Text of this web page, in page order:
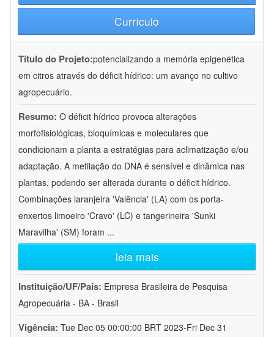
Currículo
Título do Projeto:potencializando a memória epigenética
em citros através do déficit hídrico: um avanço no cultivo
agropecuário.
Resumo: O déficit hídrico provoca alterações
morfofisiológicas, bioquímicas e moleculares que
condicionam a planta a estratégias para aclimatização e/ou
adaptação. A metilação do DNA é sensível e dinâmica nas
plantas, podendo ser alterada durante o déficit hídrico.
Combinações laranjeira 'Valência' (LA) com os porta-
enxertos limoeiro 'Cravo' (LC) e tangerineira 'Sunki
Maravilha' (SM) foram ...
leia mais
Instituição/UF/País: Empresa Brasileira de Pesquisa
Agropecuária - BA - Brasil
Vigência: Tue Dec 05 00:00:00 BRT 2023-Fri Dec 31